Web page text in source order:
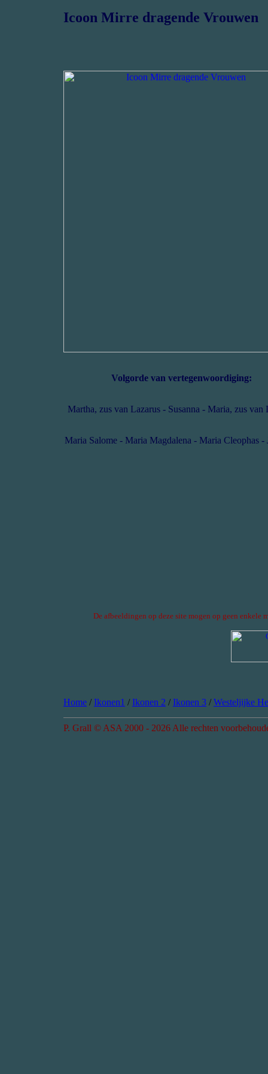
Icoon Mirre dragende Vrouwen
Volgorde van vertegenwoordiging:
Martha, zus van Lazarus - Susanna - Maria, zus van
Maria Salome - Maria Magdalena - Maria Cleophas -
De afbeeldingen op deze site mogen op geen
Home /Ikonen1 /Ikonen 2 /Ikonen 3 /Westeljijke
P. Grall © ASA 2000 - 2026 Alle rechten